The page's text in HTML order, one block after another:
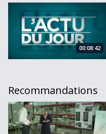
L&#039;actu du jour du
00:08:42
Recommandations
L&#039;actu du jour du